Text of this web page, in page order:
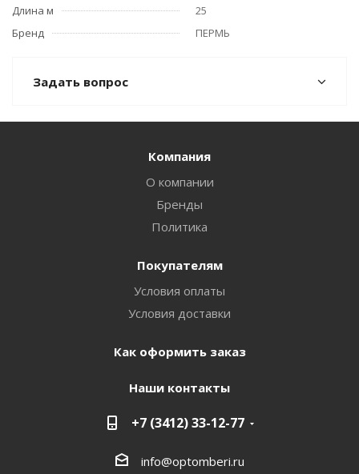
Длина м
25
Бренд
ПЕРМЬ
Задать вопрос
Компания
О компании
Бренды
Политика
Покупателям
Условия оплаты
Условия доставки
Как оформить заказ
Наши контакты
+7 (3412) 33-12-77
info@optomberi.ru